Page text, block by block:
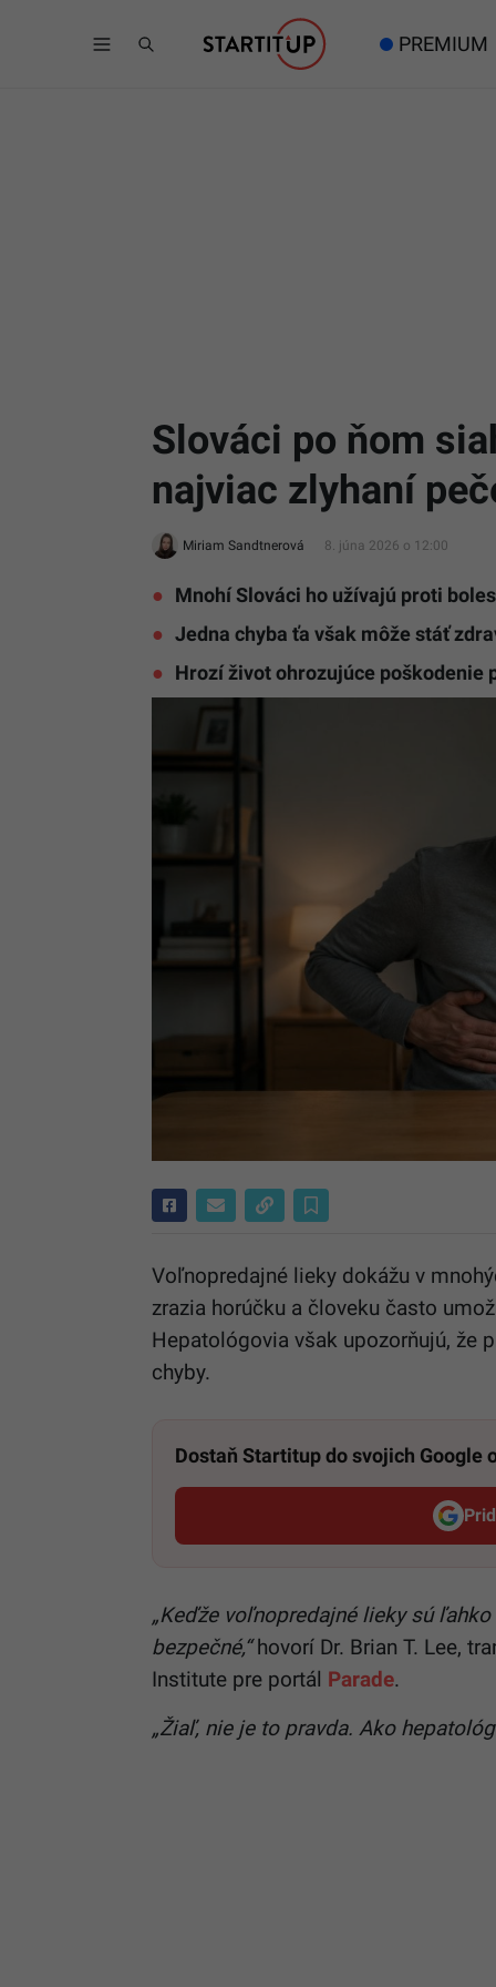
PREMIUM
Slováci po ňom
najviac zlyhaní
Miriam Sandtnerová 8. júna 2026 o 12:00
Mnohí Slováci ho užívajú proti
Jedna chyba ťa však môže stáť
Hrozí život ohrozujúce poškodenie
Voľnopredajné lieky dokážu v
zrazia horúčku a človeku často
Hepatológovia však upozorňujú, že
chyby.
Dostaň Startitup do svojich Google
„Keďže voľnopredajné lieky sú
bezpečné,“hovorí Dr. Brian T. Lee,
Institute pre portál Parade.
„Žiaľ, nie je to pravda. Ako